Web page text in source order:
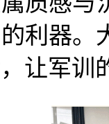
利器
让军训